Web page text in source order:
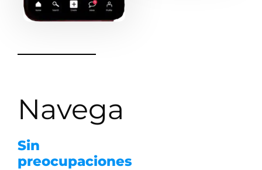
Navega
Sin
preocupaciones